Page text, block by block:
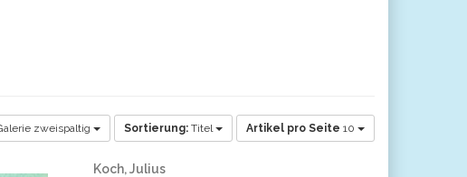
zweispaltig Sortierung: Titel Artikel pro Seite 10
Koch, Julius